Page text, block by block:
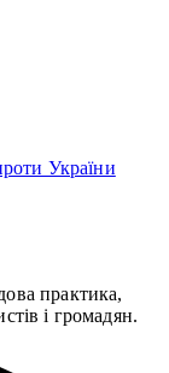
України
практика,
і громадян.